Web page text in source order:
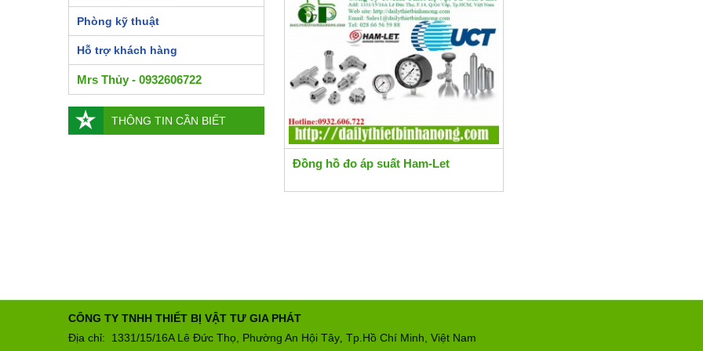
Phòng kỹ thuật
Hỗ trợ khách hàng
Mrs Thủy - 0932606722
THÔNG TIN CẦN BIẾT
Đồng hồ đo áp suất Ham-Let
CÔNG TY TNHH THIẾT BỊ VẬT TƯ GIA PHÁT
Địa chỉ: 1331/15/16A Lê Đức Thọ, Phường An Hội Tây, Tp.Hồ Chí Minh, Việt Nam